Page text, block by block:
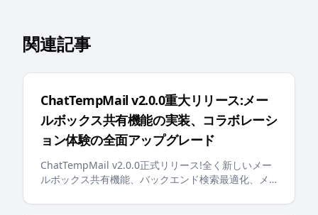
関連記事
ChatTempMail v2.0.0重大リリース:メー
ルボックス共有機能の実装、コラボレーシ
ョン体験の全面アップグレード
ChatTempMail v2.0.0正式リリース!全く新しいメー
ルボックス共有機能、バックエンド検索最適化、メ
AI対応のllms.txtなどの重要なアップデートにより、